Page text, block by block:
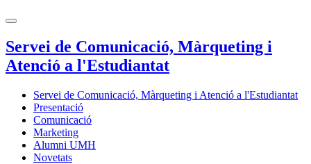
Servei de Comunicació, Màrqueting i
Atenció a l'Estudiantat
Servei de Comunicació, Màrqueting i Atenció a l'Estudiantat
Presentació
Comunicació
Marketing
Alumni UMH
Novetats